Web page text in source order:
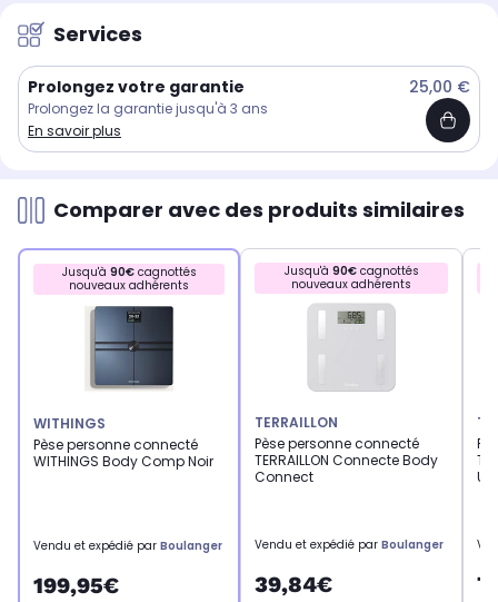
Services
Prolongez votre garantie 25,00 €
Prolongez la garantie jusqu'à 3 ans
En savoir plus
Comparer avec des produits similaires
Jusqu'à 90€cagnottés
nouveaux adhérents
WITHINGS
Pèse personne connecté
WITHINGS Body Comp Noir
Vendu et expédié par Boulanger
199,95€
Jusqu'à 90€cagnottés
nouveaux adhérents
TERRAILLON
Pèse personne connecté
TERRAILLON Connecte Body
Connect
Vendu et expédié par Boulanger
39,84€